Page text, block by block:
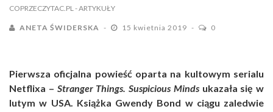
COPRZECZYTAC.PL - ARTYKUŁY
ANETA ŚWIDERSKA 15 kwietnia 2019 0
Pierwsza oficjalna powieść oparta na kultowym serialu
Netflixa – Stranger Things. Suspicious Mindsukazała się w
lutym w USA. Książka Gwendy Bond w ciągu zaledwie